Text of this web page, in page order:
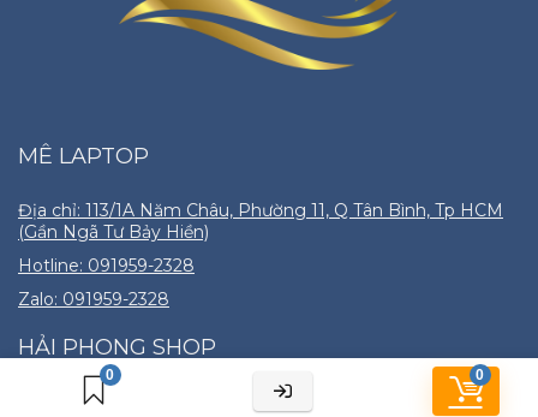
0 0
MÊ LAPTOP
Địa chỉ: 113/1A Năm Châu, Phường 11, Q Tân Bình, Tp HCM
(Gần Ngã Tư Bảy Hiền)
Hotline: 091959-2328
Zalo: 091959-2328
HẢI PHONG SHOP
Cửa hàng